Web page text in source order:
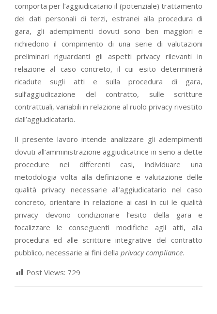
comporta per l’aggiudicatario il (potenziale) trattamento
dei dati personali di terzi, estranei alla procedura di
gara, gli adempimenti dovuti sono ben maggiori e
richiedono il compimento di una serie di valutazioni
preliminari riguardanti gli aspetti privacy rilevanti in
relazione al caso concreto, il cui esito determinerà
ricadute sugli atti e sulla procedura di gara,
sull’aggiudicazione del contratto, sulle scritture
contrattuali, variabili in relazione al ruolo privacy rivestito
dall’aggiudicatario.
Il presente lavoro intende analizzare gli adempimenti
dovuti all’amministrazione aggiudicatrice in seno a dette
procedure nei differenti casi, individuare una
metodologia volta alla definizione e valutazione delle
qualità privacy necessarie all’aggiudicatario nel caso
concreto, orientare in relazione ai casi in cui le qualità
privacy devono condizionare l’esito della gara e
focalizzare le conseguenti modifiche agli atti, alla
procedura ed alle scritture integrative del contratto
pubblico, necessarie ai fini della privacy compliance.
Post Views: 729